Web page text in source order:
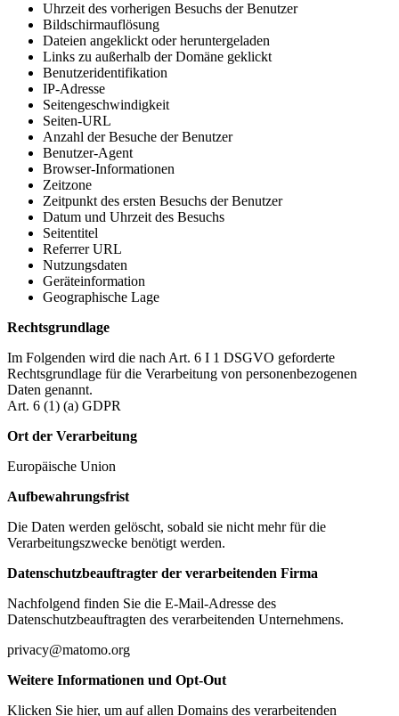
Uhrzeit des vorherigen Besuchs der Benutzer
Bildschirmauflösung
Dateien angeklickt oder heruntergeladen
Links zu außerhalb der Domäne geklickt
Benutzeridentifikation
IP-Adresse
Seitengeschwindigkeit
Seiten-URL
Anzahl der Besuche der Benutzer
Benutzer-Agent
Browser-Informationen
Zeitzone
Zeitpunkt des ersten Besuchs der Benutzer
Datum und Uhrzeit des Besuchs
Seitentitel
Referrer URL
Nutzungsdaten
Geräteinformation
Geographische Lage
Rechtsgrundlage
Im Folgenden wird die nach Art. 6 I 1 DSGVO geforderte
Rechtsgrundlage für die Verarbeitung von personenbezogenen
Daten genannt.
Art. 6 (1) (a) GDPR
Ort der Verarbeitung
Europäische Union
Aufbewahrungsfrist
Die Daten werden gelöscht, sobald sie nicht mehr für die
Verarbeitungszwecke benötigt werden.
Datenschutzbeauftragter der verarbeitenden Firma
Nachfolgend finden Sie die E-Mail-Adresse des
Datenschutzbeauftragten des verarbeitenden Unternehmens.
privacy@matomo.org
Weitere Informationen und Opt-Out
Klicken Sie hier, um auf allen Domains des verarbeitenden